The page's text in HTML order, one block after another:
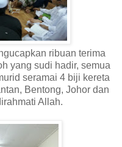
ribuan terima
yang sudi hadir, semua
seramai 4 biji kereta
Bentong, Johor dan
Allah.